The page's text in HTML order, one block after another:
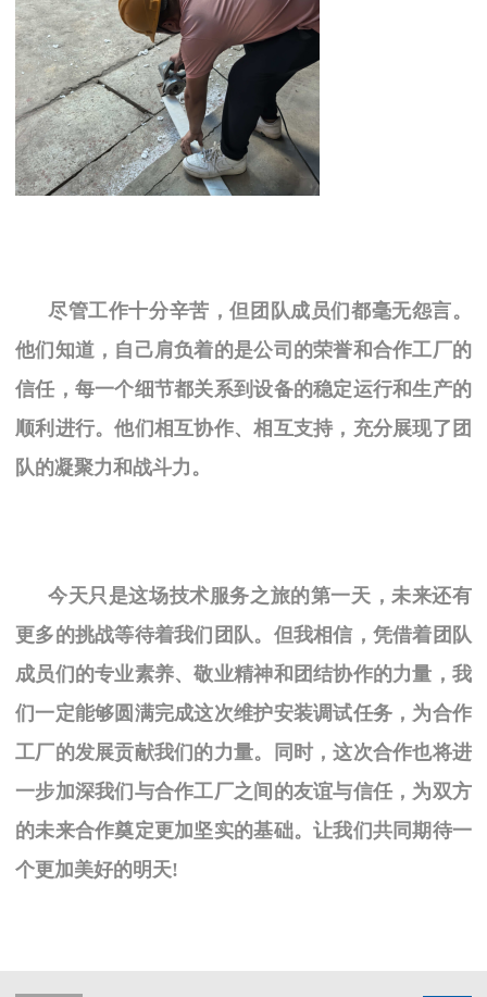
尽管工作十分辛苦，但团队成员们都毫无怨言。
他们知道，自己肩负着的是公司的荣誉和合作工厂的
信任，每一个细节都关系到设备的稳定运行和生产的
顺利进行。他们相互协作、相互支持，充分展现了团
队的凝聚力和战斗力。
今天只是这场技术服务之旅的第一天，未来还有
更多的挑战等待着我们团队。但我相信，凭借着团队
成员们的专业素养、敬业精神和团结协作的力量，我
们一定能够圆满完成这次维护安装调试任务，为合作
工厂的发展贡献我们的力量。同时，这次合作也将进
一步加深我们与合作工厂之间的友谊与信任，为双方
的未来合作奠定更加坚实的基础。让我们共同期待一
个更加美好的明天!